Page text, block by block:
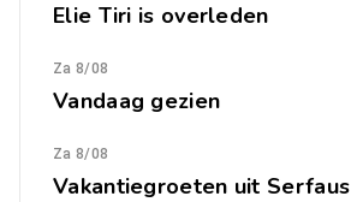
Elie Tiri is overleden
Za 8/08
Vandaag gezien
Za 8/08
Vakantiegroeten uit Serfaus